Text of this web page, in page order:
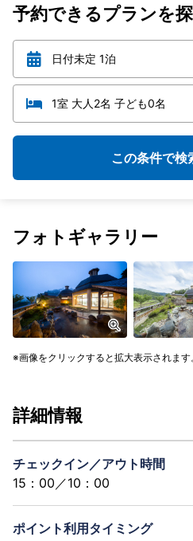
予約できるプランを
日付未定 1泊
1室 大人2名 子ども0名
この条件で検
フォトギャラリー
画像をクリックすると拡大表示されます
詳細情報
チェックイン／アウト時間
15：00／10：00
ポイント利用タイミング